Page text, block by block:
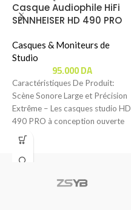
Casque Audiophile HiFi
SENNHEISER HD 490 PRO
Casques & Moniteurs de
Studio
95.000DA
Caractéristiques De Produit:
Scène Sonore Large et Précision
Extrême – Les casques studio HD
490 PRO à conception ouverte
offrent